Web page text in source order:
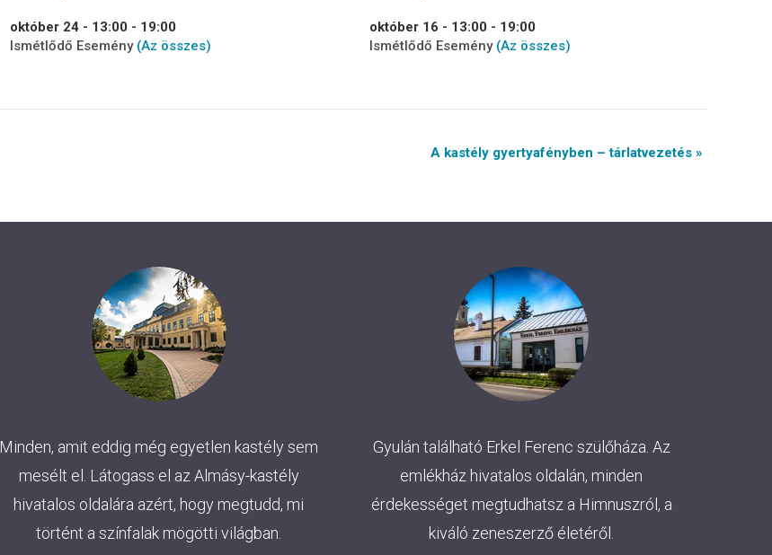
október 24 - 13:00 - 19:00
Ismétlődő Esemény (Az összes)
október 16 - 13:00 - 19:00
Ismétlődő Esemény (Az összes)
A kastély gyertyafényben – tárlatvezetés »
Minden, amit eddig még egyetlen kastély sem
mesélt el. Látogass el az Almásy-kastély
hivatalos oldalára azért, hogy megtudd, mi
történt a színfalak mögötti világban.
Gyulán található Erkel Ferenc szülőháza. Az
emlékház hivatalos oldalán, minden
érdekességet megtudhatsz a Himnuszról, a
kiváló zeneszerző életéről.